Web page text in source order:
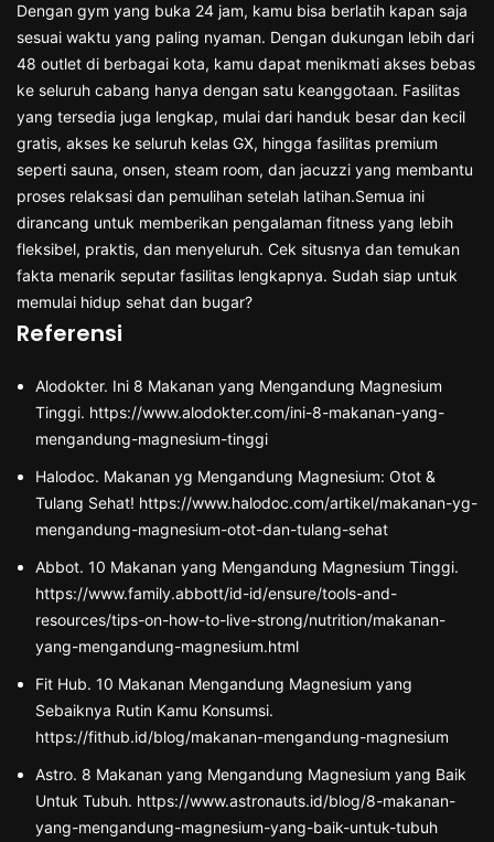
Dengan gym yang buka 24 jam, kamu bisa berlatih kapan saja
sesuai waktu yang paling nyaman. Dengan dukungan lebih dari
48 outlet di berbagai kota, kamu dapat menikmati akses bebas
ke seluruh cabang hanya dengan satu keanggotaan. Fasilitas
yang tersedia juga lengkap, mulai dari handuk besar dan kecil
gratis, akses ke seluruh kelas GX, hingga fasilitas premium
seperti sauna, onsen, steam room, dan jacuzzi yang membantu
proses relaksasi dan pemulihan setelah latihan.Semua ini
dirancang untuk memberikan pengalaman fitness yang lebih
fleksibel, praktis, dan menyeluruh. Cek situsnya dan temukan
fakta menarik seputar fasilitas lengkapnya. Sudah siap untuk
memulai hidup sehat dan bugar?
Referensi
Alodokter. Ini 8 Makanan yang Mengandung Magnesium
Tinggi. https://www.alodokter.com/ini-8-makanan-yang-
mengandung-magnesium-tinggi
Halodoc. Makanan yg Mengandung Magnesium: Otot &
Tulang Sehat! https://www.halodoc.com/artikel/makanan-yg-
mengandung-magnesium-otot-dan-tulang-sehat
Abbot. 10 Makanan yang Mengandung Magnesium Tinggi.
https://www.family.abbott/id-id/ensure/tools-and-
resources/tips-on-how-to-live-strong/nutrition/makanan-
yang-mengandung-magnesium.html
Fit Hub. 10 Makanan Mengandung Magnesium yang
Sebaiknya Rutin Kamu Konsumsi.
https://fithub.id/blog/makanan-mengandung-magnesium
Astro. 8 Makanan yang Mengandung Magnesium yang Baik
Untuk Tubuh. https://www.astronauts.id/blog/8-makanan-
yang-mengandung-magnesium-yang-baik-untuk-tubuh